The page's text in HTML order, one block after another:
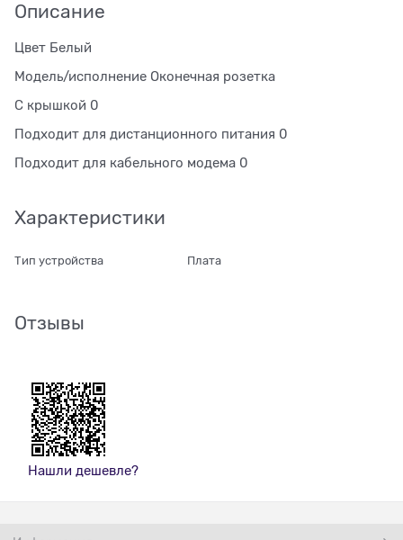
Описание
Цвет Белый
Модель/исполнение Оконечная розетка
С крышкой 0
Подходит для дистанционного питания 0
Подходит для кабельного модема 0
Характеристики
Тип устройства Плата
Отзывы
Нашли дешевле?